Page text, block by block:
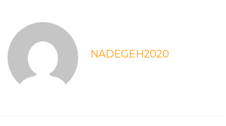
NADEGEH2020